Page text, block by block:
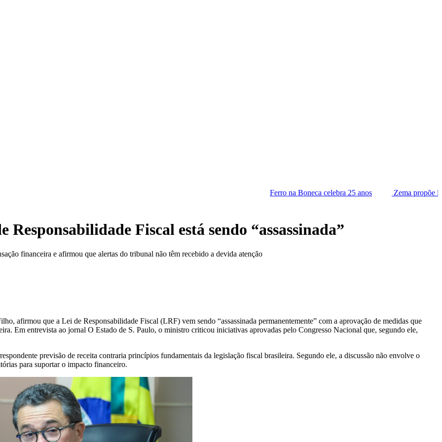
Ferro na Boneca celebra 25 anos
Zema propõe lista tríplice para
Fiscal está sendo “assassinada”
financeira e afirmou que alertas do tribunal não têm recebido a devida atenção
afirmou que a Lei de Responsabilidade Fiscal (LRF) vem sendo “assassinada permanentemente” com a aprovação de medidas que
Em entrevista ao jornal O Estado de S. Paulo, o ministro criticou iniciativas aprovadas pelo Congresso Nacional que, segundo ele,
previsão de receita contraria princípios fundamentais da legislação fiscal brasileira. Segundo ele, a discussão não envolve o
para suportar o impacto financeiro.